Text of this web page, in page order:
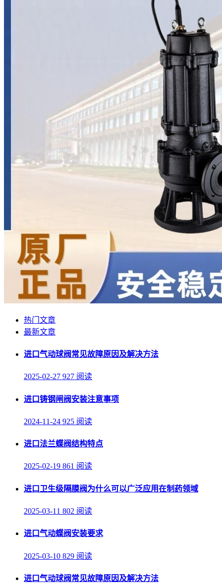
热门文章
最新文章
进口气动球阀常见故障原因及解决方法
2025-02-27 927 阅读
进口铸钢闸阀安装注意事项
2024-11-24 925 阅读
进口法兰蝶阀结构特点
2025-02-19 861 阅读
进口卫生级隔膜阀为什么可以广泛应用在制药领域
2025-03-11 802 阅读
进口气动蝶阀安装要求
2025-03-10 829 阅读
进口气动球阀常见故障原因及解决方法